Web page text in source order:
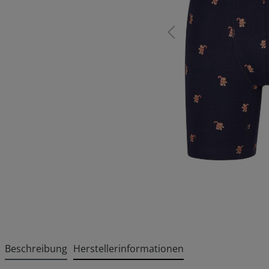
Beschreibung Herstellerinformationen